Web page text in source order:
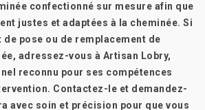
confectionné sur mesure afin que
justes et adaptées à la cheminée. Si
de pose ou de remplacement de
adressez-vous à Artisan Lobry,
reconnu pour ses compétences
Contactez-le et demandez-
avec soin et précision pour que vous